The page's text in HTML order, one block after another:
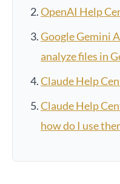
OpenAI Help
Google Gemini
analyze files in
Claude Help
Claude Help
how do I use